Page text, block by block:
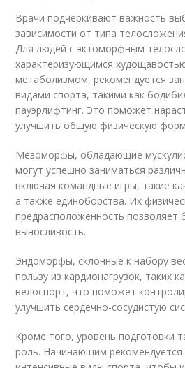
Врачи подчеркивают важность
зависимости от типа
Для людей с эктоморфным
характеризующимся
метаболизмом, рекомендуется
видами спорта, такими как
пауэрлифтинг. Это поможет
улучшить общую физическую
Мезоморфы, обладающие
могут успешно заниматься
включая командные игры, такие
а также единоборства. Их
предрасположенность позволяет
выносливость.
Эндоморфы, склонные к набору
пользу из кардионагрузок, таких
велоспорт, что поможет
улучшить сердечно-сосудистую
Кроме того, уровень подготовки
роль. Начинающим